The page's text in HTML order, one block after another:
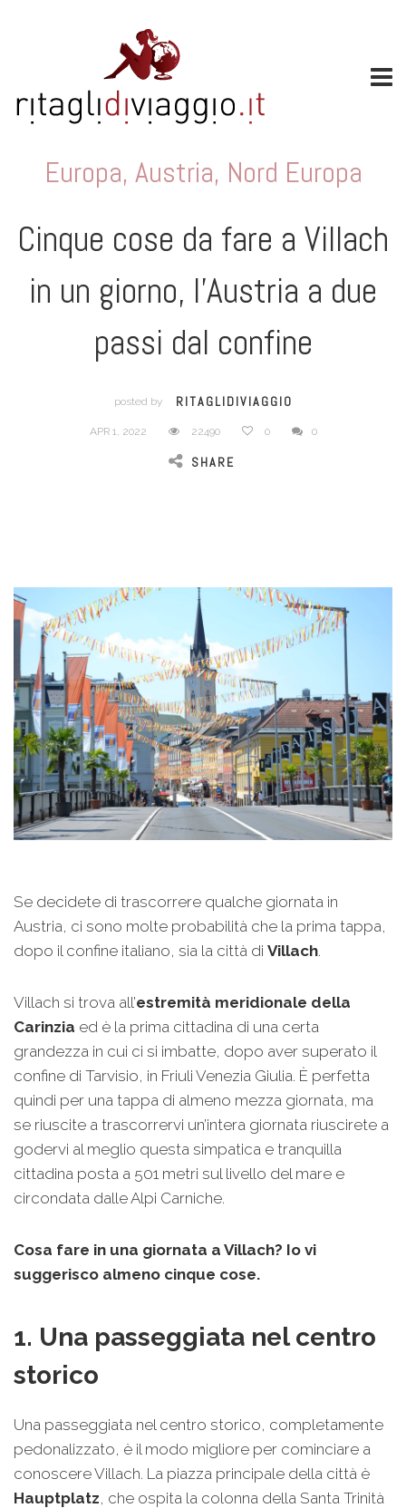
Europa, Austria, Nord Europa
Cinque cose da fare a Villach
in un giorno, l’Austria a due
passi dal confine
posted by RITAGLIDIVIAGGIO
APR 1, 2022 22490 0 0
SHARE
Se decidete di trascorrere qualche giornata in
Austria, ci sono molte probabilità che la prima tappa,
dopo il confine italiano, sia la città di Villach.
Villach si trova all’estremità meridionale della
Carinzia ed è la prima cittadina di una certa
grandezza in cui ci si imbatte, dopo aver superato il
confine di Tarvisio, in Friuli Venezia Giulia. È perfetta
quindi per una tappa di almeno mezza giornata, ma
se riuscite a trascorrervi un’intera giornata riuscirete a
godervi al meglio questa simpatica e tranquilla
cittadina posta a 501 metri sul livello del mare e
circondata dalle Alpi Carniche.
Cosa fare in una giornata a Villach? Io vi
suggerisco almeno cinque cose.
1. Una passeggiata nel centro
storico
Una passeggiata nel centro storico, completamente
pedonalizzato, è il modo migliore per cominciare a
conoscere Villach. La piazza principale della città è
Hauptplatz, che ospita la colonna della Santa Trinità